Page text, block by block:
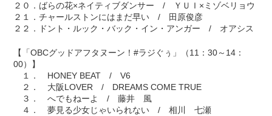
２０．ばらの花×ネイティブダンサー / ＹＵＩ×ミゾベリョウ
２１．チャールストンにはまだ早い / 田原俊彦
２２．ドント・ルック・バック・イン・アンガー / オアシス
【「OBCグッドアフタヌーン！#ラジぐぅ」（11：30～14：
00）】
１． HONEY BEAT / V6
２． 大阪LOVER / DREAMS COME TRUE
３． へでもねーよ / 藤井 風
４． 夢見る少女じゃいられない / 相川 七瀬